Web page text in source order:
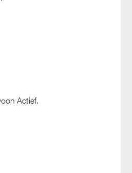
Actief.